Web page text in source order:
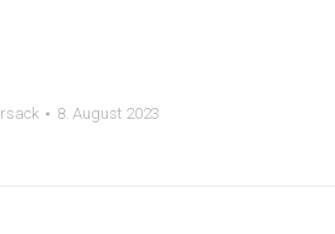
8. August 2023